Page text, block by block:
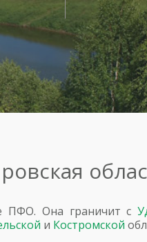
ПФО. Она граничит с
и Костромской